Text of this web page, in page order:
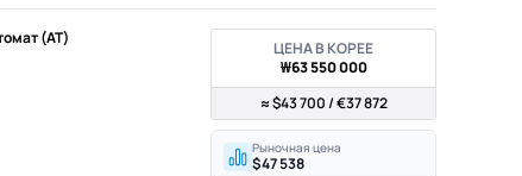
(AT)
ЦЕНА В КОРЕЕ
₩63 550 000
≈ $43 700 / €37 872
Рыночная цена
$47 538